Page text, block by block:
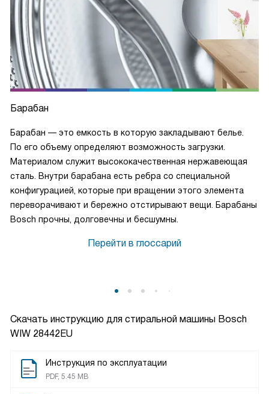
Скачать инструкцию для стиральной машины Bosch
WIW 28442EU
Инструкция по эксплуатации
PDF, 5.45 MB
Барабан
Барабан — это емкость в которую закладывают белье.
По его объему определяют возможность загрузки.
Материалом служит высококачественная нержавеющая
сталь. Внутри барабана есть ребра со специальной
конфигурацией, которые при вращении этого элемента
переворачивают и бережно отстирывают вещи. Барабаны
Bosch прочны, долговечны и бесшумны.
Перейти в глоссарий